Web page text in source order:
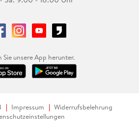
Sie unsere App herunter.
Impressum
Widerrufsbelehrung